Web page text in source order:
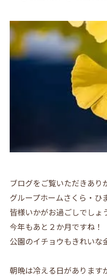
ブログをご覧いただきあり
グループホームさくら・ひ
皆様いかがお過ごしでしょ
今年もあと２か月ですね！
公園のイチョウもきれいな
朝晩は冷える日があります